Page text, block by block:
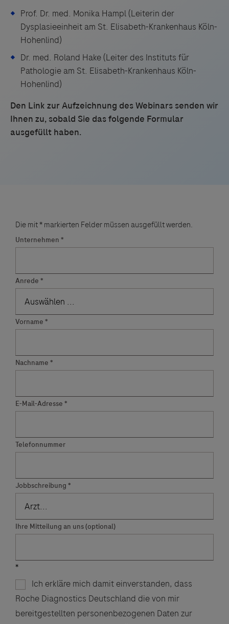
Prof. Dr. med. Monika Hampl (Leiterin der
Dysplasieeinheit am St. Elisabeth-Krankenhaus Köln-
Hohenlind)
Dr. med. Roland Hake (Leiter des Instituts für
Pathologie am St. Elisabeth-Krankenhaus Köln-
Hohenlind)
Den Link zur Aufzeichnung des Webinars senden wir
Ihnen zu, sobald Sie das folgende Formular
ausgefüllt haben.
Die mit * markierten Felder müssen ausgefüllt werden.
Unternehmen
Anrede
Vorname
Nachname
E-Mail-Adresse
Telefonnummer
Jobbschreibung
Ihre Mitteilung an uns (optional)
Ich erkläre mich damit einverstanden, dass
Roche Diagnostics Deutschland die von mir
bereitgestellten personenbezogenen Daten zur